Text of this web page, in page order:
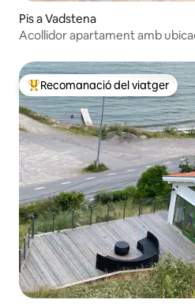
Pis a Vadstena
Acollidor apartament amb
Principals recomanacions dels
Recomanació del viatger